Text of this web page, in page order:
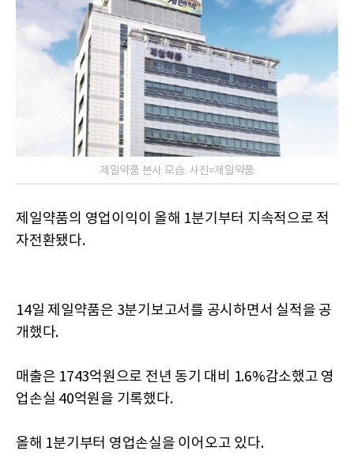
제일약품 본사 모습. 사진=제일약품
제일약품의 영업이익이 올해 1분기부터 지속적으로 적
자전환됐다.
14일 제일약품은 3분기보고서를 공시하면서 실적을 공
개했다.
매출은 1743억원으로 전년 동기 대비 1.6%감소했고 영
업손실 40억원을 기록했다.
올해 1분기부터 영업손실을 이어오고 있다.